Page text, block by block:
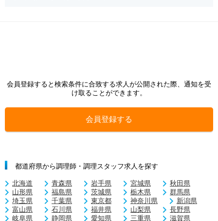
会員登録すると検索条件に合致する求人が公開された際、通知を受
け取ることができます。
会員登録する
都道府県から調理師・調理スタッフ求人を探す
北海道 青森県 岩手県 宮城県
秋田県
山形県
福島県 茨城県 栃木県
群馬県
埼玉県
千葉県 東京都 神奈川県
新潟県
富山県
石川県 福井県 山梨県
長野県
岐阜県
静岡県 愛知県 三重県
滋賀県